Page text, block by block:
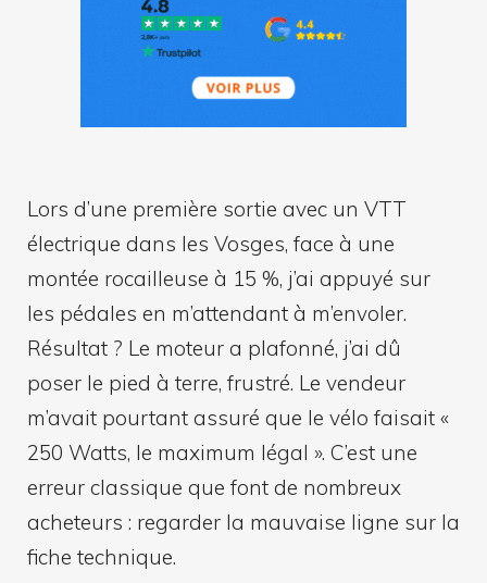
Lors d’une première sortie avec un VTT
électrique dans les Vosges, face à une
montée rocailleuse à 15 %, j’ai appuyé sur
les pédales en m’attendant à m’envoler.
Résultat ? Le moteur a plafonné, j’ai dû
poser le pied à terre, frustré. Le vendeur
m’avait pourtant assuré que le vélo faisait «
250 Watts, le maximum légal ». C’est une
erreur classique que font de nombreux
acheteurs : regarder la mauvaise ligne sur la
fiche technique.